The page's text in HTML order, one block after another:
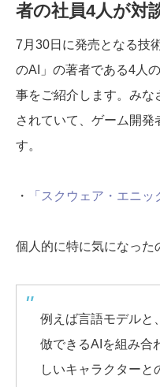
者の社員4人が対
7月30日に発売となる技
のAI」の著者である4人
事をご紹介します。みな
されていて、ゲーム開
す。
・ 「スクウェア・エニ
個人的に特に気になった
例えば言語モデルと
倣できるAIを組み合
しいキャラクターと